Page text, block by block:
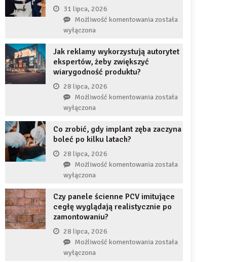
czas
braku
zęba
31 lipca, 2026
Możliwość komentowaniaCzy
chroni
została
wyłączona
Jak reklamy wykorzystują autorytet
ekspertów, żeby zwiększyć
wiarygodność produktu?
28 lipca, 2026
Możliwość komentowaniaJak
autorytet
zwiększyć
została
wyłączona
Co zrobić, gdy implant zęba zaczyna
boleć po kilku latach?
28 lipca, 2026
Możliwość komentowaniaCo
implant
zęba
została
wyłączona
Czy panele ścienne PCV imitujące
cegłę wyglądają realistycznie po
zamontowaniu?
28 lipca, 2026
Możliwość komentowaniaCzy
została
wyłączona